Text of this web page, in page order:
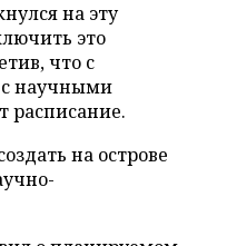
на эту
это
что с
с научными
расписание.
на острове